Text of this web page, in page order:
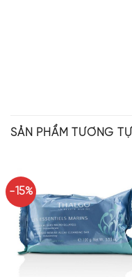
SẢN PHẨM TƯƠNG TỰ
-15%